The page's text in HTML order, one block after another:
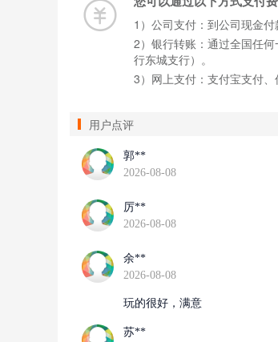
1）公司支付：到公司现金付
2）银行转账：通过全国任
行东城支行）。
3）网上支付：支付宝支付、
用户点评
郭**
2026-08-08
厉**
2026-08-08
余**
2026-08-08
玩的很好，满意
苏**